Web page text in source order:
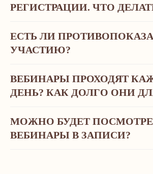
РЕГИСТРАЦИИ. ЧТО
ЕСТЬ ЛИ
УЧАСТИЮ?
ВЕБИНАРЫ ПРОХОДЯТ
ДЕНЬ? КАК ДОЛГО ОНИ
МОЖНО БУДЕТ
ВЕБИНАРЫ В ЗАПИСИ?